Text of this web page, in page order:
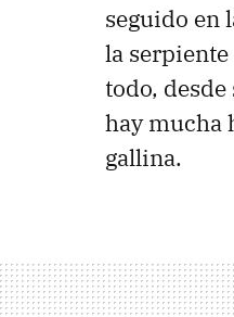
seguido en
la
todo,
hay mucha
gallina.